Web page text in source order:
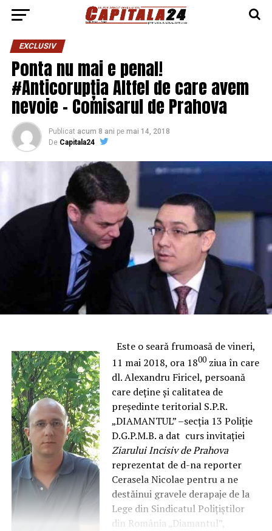
EXCLUSIV
Ponta nu mai e penal!
#Anticorupția Altfel de care avem
nevoie – Comisarul de Prahova
Publicat acum 8 ani pe mai 14, 2018
De Capitala24
Este o seară frumoasă de vineri,
11 mai 2018, ora 1800ziua în care
dl. Alexandru Firicel, persoană
care deține și calitatea de
președinte teritorial S.P.R.
„DIAMANTUL” –secția 13 Poliție
D.G.P.M.B. a dat curs invitației
Ziarului Incisiv de Prahova
reprezentat de d-na reporter
Cerasela Nicolae pentru a ne
destăinui gravele derapaje de la
Lege din Sindicatul Polițiștilor
din România „Diamantul”,